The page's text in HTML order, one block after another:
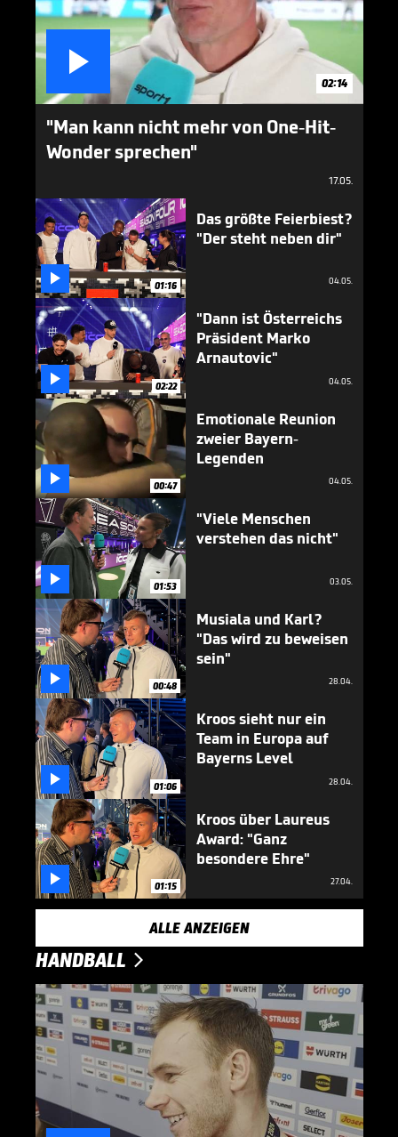

02:14
"Man kann nicht mehr von One-Hit-
Wonder sprechen"
17.05.
 01:16
Das größte Feierbiest?
"Der steht neben dir"
04.05.
 02:22
"Dann ist Österreichs
Präsident Marko
Arnautovic"
04.05.
 00:47
Emotionale Reunion
zweier Bayern-
Legenden
04.05.
 01:53
"Viele Menschen
verstehen das nicht"
03.05.
 00:48
Musiala und Karl?
"Das wird zu beweisen
sein"
28.04.
 01:06
Kroos sieht nur ein
Team in Europa auf
Bayerns Level
28.04.
 01:15
Kroos über Laureus
Award: "Ganz
besondere Ehre"
27.04.
ALLE ANZEIGEN
HANDBALL 